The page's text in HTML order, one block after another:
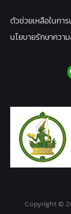
ตัวช่วยเหลือในการ
นโยบายรักษาควา
Copyright ©